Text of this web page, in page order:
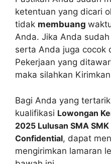
ketentuan yang dicari
tidak membuang
Anda. Jika Anda
serta Anda juga cocok
Pekerjaan yang
maka silahkan
Bagi Anda yang
kualifikasi Lowongan
2025 Lulusan SMA
Confidential, dapat
mengirimkan lamaran